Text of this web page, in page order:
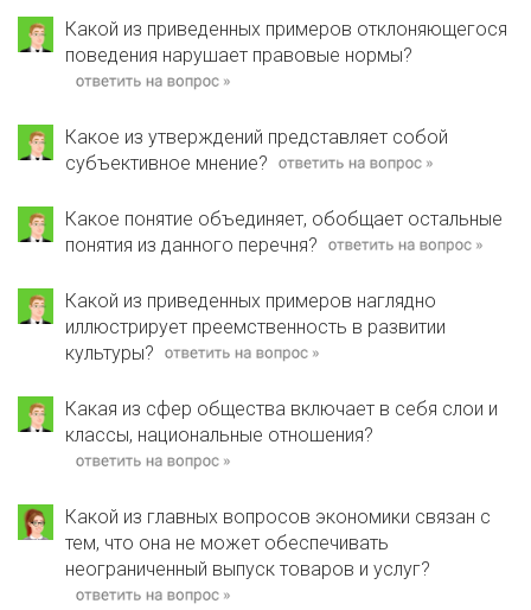
Какой из приведенных примеров отклоняющегося
поведения нарушает правовые нормы?
Какое из утверждений представляет собой
субъективное мнение?
Какое понятие объединяет, обобщает остальные
понятия из данного перечня?
Какой из приведенных примеров наглядно
иллюстрирует преемственность в развитии
культуры?
Какая из сфер общества включает в себя слои и
классы, национальные отношения?
Какой из главных вопросов экономики связан с
тем, что она не может обеспечивать
неограниченный выпуск товаров и услуг?